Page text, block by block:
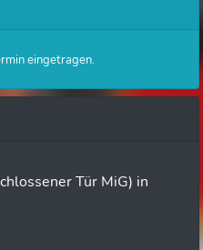
eingetragen.
Tür MiG) in